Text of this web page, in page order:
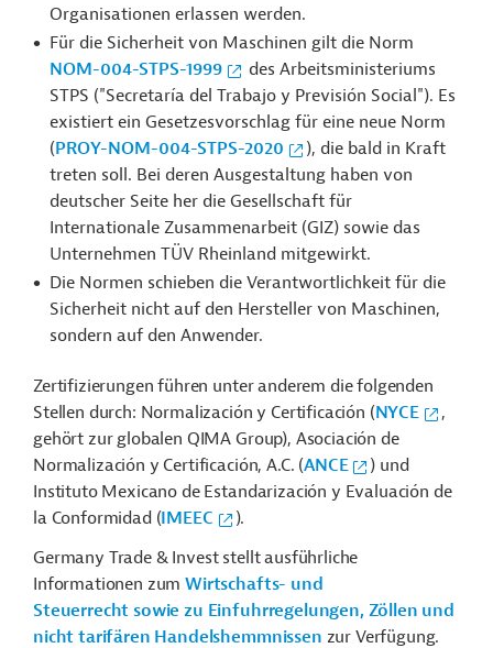
Organisationen erlassen werden.
Für die Sicherheit von Maschinen gilt die Norm
NOM-004-STPS-1999
des Arbeitsministeriums
STPS ("Secretaría del Trabajo y Previsión Social"). Es
existiert ein Gesetzesvorschlag für eine neue Norm
(PROY-NOM-004-STPS-2020
), die bald in Kraft
treten soll. Bei deren Ausgestaltung haben von
deutscher Seite her die Gesellschaft für
Internationale Zusammenarbeit (GIZ) sowie das
Unternehmen TÜV Rheinland mitgewirkt.
Die Normen schieben die Verantwortlichkeit für die
Sicherheit nicht auf den Hersteller von Maschinen,
sondern auf den Anwender.
Zertifizierungen führen unter anderem die folgenden
Stellen durch: Normalización y Certificación (NYCE
,
gehört zur globalen QIMA Group), Asociación de
Normalización y Certificación, A.C. (ANCE
) und
Instituto Mexicano de Estandarización y Evaluación de
la Conformidad (IMEEC
).
Germany Trade & Invest stellt ausführliche
Informationen zumWirtschafts- und
Steuerrecht sowie zu Einfuhrregelungen, Zöllen und
nicht tarifären Handelshemmnissen zur Verfügung.